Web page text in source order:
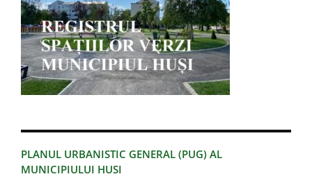
PLANUL URBANISTIC GENERAL (PUG) AL
MUNICIPIULUI HUSI